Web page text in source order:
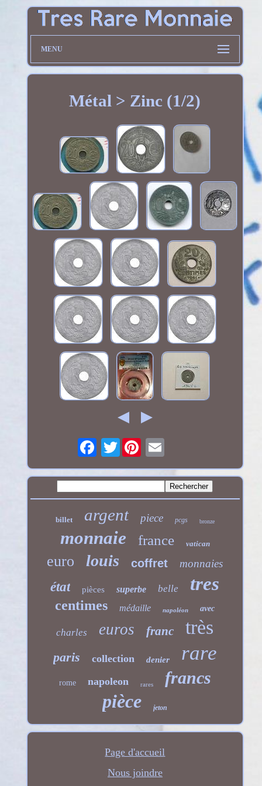
MENU
Métal > Zinc (1/2)
Twitter
billet argent piece pcgs bronze
monnaie france vatican
euro louis coffret monnaies
état pièces superbe belle tres
centimes médaille napoléon avec
charles euros franc très
paris collection denier rare
rome napoleon rares francs
pièce jeton
Page d'accueil
Nous joindre